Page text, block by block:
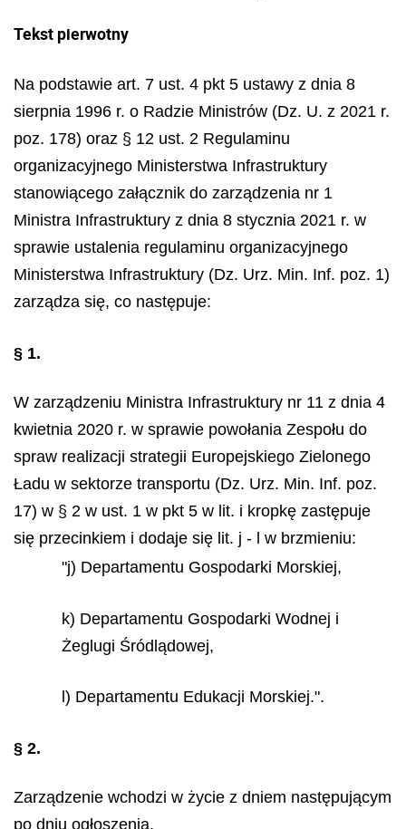
Tekst pierwotny
Na podstawie art. 7 ust. 4 pkt 5 ustawy z dnia 8
sierpnia 1996 r. o Radzie Ministrów (Dz. U. z 2021 r.
poz. 178) oraz § 12 ust. 2 Regulaminu
organizacyjnego Ministerstwa Infrastruktury
stanowiącego załącznik do zarządzenia nr 1
Ministra Infrastruktury z dnia 8 stycznia 2021 r. w
sprawie ustalenia regulaminu organizacyjnego
Ministerstwa Infrastruktury (Dz. Urz. Min. Inf. poz. 1)
zarządza się, co następuje:
§ 1.
W zarządzeniu Ministra Infrastruktury nr 11 z dnia 4
kwietnia 2020 r. w sprawie powołania Zespołu do
spraw realizacji strategii Europejskiego Zielonego
Ładu w sektorze transportu (Dz. Urz. Min. Inf. poz.
17) w § 2 w ust. 1 w pkt 5 w lit. i kropkę zastępuje
się przecinkiem i dodaje się lit. j - l w brzmieniu:
"j) Departamentu Gospodarki Morskiej,
k) Departamentu Gospodarki Wodnej i
Żeglugi Śródlądowej,
l) Departamentu Edukacji Morskiej.".
§ 2.
Zarządzenie wchodzi w życie z dniem następującym
po dniu ogłoszenia.